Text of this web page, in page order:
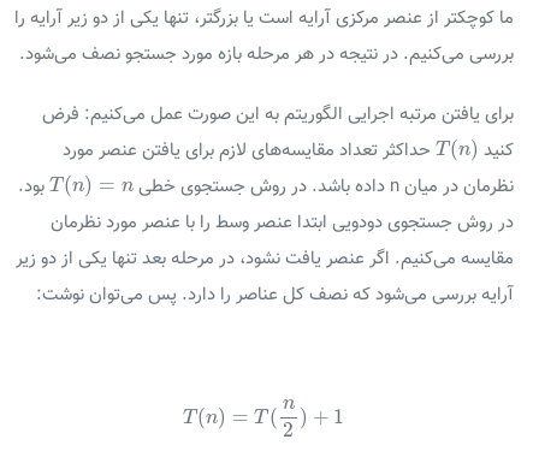
ما کوچکتر از عنصر مرکزی آرایه است یا بزرگتر، تنها یکی از دو زیر آرایه را
بررسی می‌کنیم. در نتیجه در هر مرحله بازه مورد جستجو نصف می‌شود.
برای یافتن مرتبه اجرایی الگوریتم به این صورت عمل می‌کنیم: فرض
کنید
T( n)
T(n )
حداکثر تعداد مقایسه‌های لازم برای یافتن عنصر مورد
نظرمان در میان n داده باشد. در روش جستجوی خطی
T( n) = n
T(n )= n
بود.
در روش جستجوی دودویی ابتدا عنصر وسط را با عنصر مورد نظرمان
مقایسه می‌کنیم. اگر عنصر یافت نشود، در مرحله بعد تنها یکی از دو زیر
آرایه بررسی می‌شود که نصف کل عناصر را دارد. پس می‌توان نوشت:
T(n) = T(
n
2
) +
(n